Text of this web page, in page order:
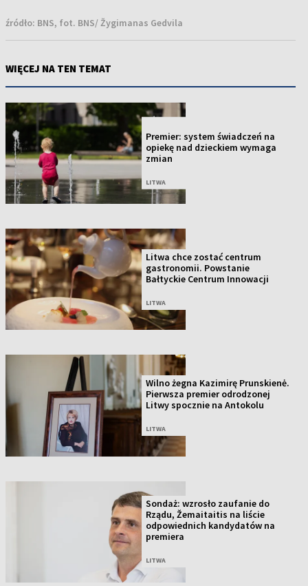
źródło: BNS, fot. BNS/ Žygimanas Gedvila
WIĘCEJ NA TEN TEMAT
Premier: system świadczeń na
opiekę nad dzieckiem wymaga
zmian
LITWA
Litwa chce zostać centrum
gastronomii. Powstanie
Bałtyckie Centrum Innowacji
LITWA
Wilno żegna Kazimirę Prunskienė.
Pierwsza premier odrodzonej
Litwy spocznie na Antokolu
LITWA
Sondaż: wzrosło zaufanie do
Rządu, Žemaitaitis na liście
odpowiednich kandydatów na
premiera
LITWA